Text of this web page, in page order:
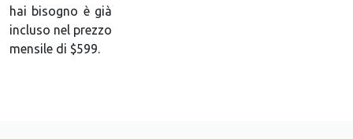
hai bisogno è già
incluso nel prezzo
mensile di $599.